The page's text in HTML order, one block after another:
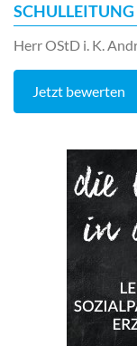
SCHULLEITUNG
Herr OStD i. K.
Jetzt bewerten